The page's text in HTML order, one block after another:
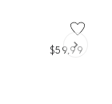
$59,99